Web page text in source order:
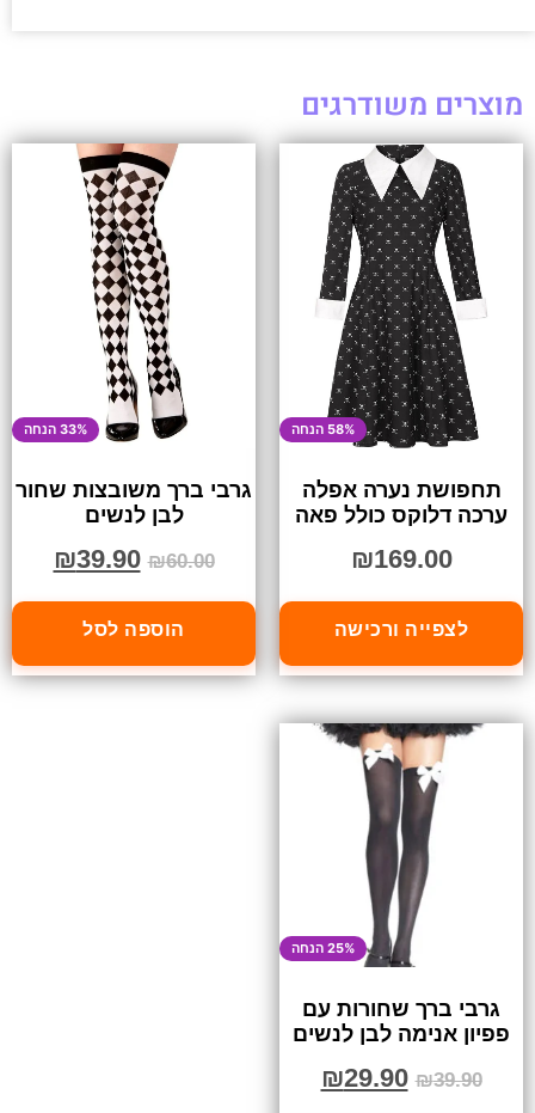
מוצרים משודרגים
58% הנחה
תחפושת נערה אפלה
ערכה דלוקס כולל פאה
₪169.00
לצפייה ורכישה
33% הנחה
גרבי ברך משובצות שחור
לבן לנשים
₪60.00
₪39.90
הוספה לסל
25% הנחה
גרבי ברך שחורות עם
פפיון אנימה לבן לנשים
₪39.90
₪29.90